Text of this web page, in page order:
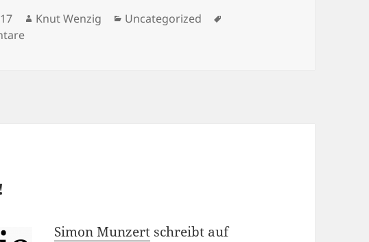
Autor
Knut Wenzig Kategorien
Uncategorized
zu >aktualisiert< Mailingliste zur Datenproduktion und
Simon Munzert schreibt auf